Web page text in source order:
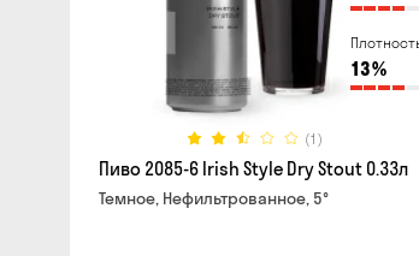
13%
(1)
Пиво 2085-6 Irish Style Dry Stout 0.33л
Темное, Нефильтрованное, 5°